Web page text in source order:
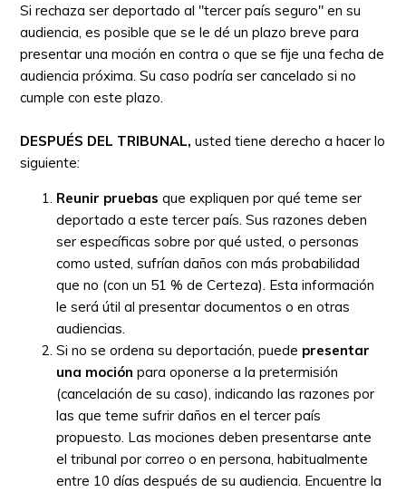
Si rechaza ser deportado al "tercer país seguro" en su
audiencia, es posible que se le dé un plazo breve para
presentar una moción en contra o que se fije una fecha de
audiencia próxima. Su caso podría ser cancelado si no
cumple con este plazo.
DESPUÉS DEL TRIBUNAL,usted tiene derecho a hacer lo
siguiente:
Reunir pruebas que expliquen por qué teme ser
deportado a este tercer país. Sus razones deben
ser específicas sobre por qué usted, o personas
como usted, sufrían daños con más probabilidad
que no (con un 51 % de Certeza). Esta información
le será útil al presentar documentos o en otras
audiencias.
Si no se ordena su deportación, puede presentar
una moción para oponerse a la pretermisión
(cancelación de su caso), indicando las razones por
las que teme sufrir daños en el tercer país
propuesto. Las mociones deben presentarse ante
el tribunal por correo o en persona, habitualmente
entre 10 días después de su audiencia. Encuentre la